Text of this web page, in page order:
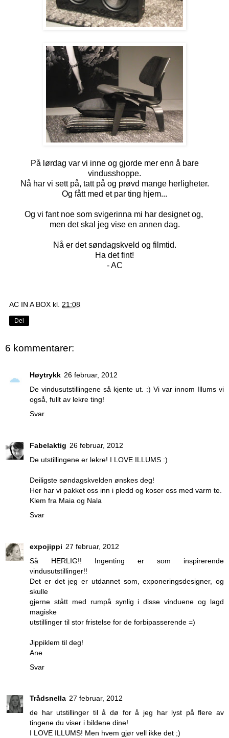
På lørdag var vi inne og gjorde mer enn å bare
vindusshoppe.
Nå har vi sett på, tatt på og prøvd mange herligheter.
Og fått med et par ting hjem...
Og vi fant noe som svigerinna mi har designet og,
men det skal jeg vise en annen dag.
Nå er det søndagskveld og filmtid.
Ha det fint!
- AC
AC IN A BOX kl. 21:08
Del
6 kommentarer:
Høytrykk 26 februar, 2012
De vindusutstillingene så kjente ut. :) Vi var innom Illums vi
også, fullt av lekre ting!
Svar
Fabelaktig 26 februar, 2012
De utstillingene er lekre! I LOVE ILLUMS :)
Deiligste søndagskvelden ønskes deg!
Her har vi pakket oss inn i pledd og koser oss med varm te.
Klem fra Maia og Nala
Svar
expojippi 27 februar, 2012
Så HERLIG!! Ingenting er som inspirerende
vindusutstillinger!!
Det er det jeg er utdannet som, exponeringsdesigner, og
skulle
gjerne stått med rumpå synlig i disse vinduene og lagd
magiske
utstillinger til stor fristelse for de forbipasserende =)
Jippiklem til deg!
Ane
Svar
Trådsnella 27 februar, 2012
de har utstillinger til å dø for å jeg har lyst på flere av
tingene du viser i bildene dine!
I LOVE ILLUMS! Men hvem gjør vell ikke det ;)